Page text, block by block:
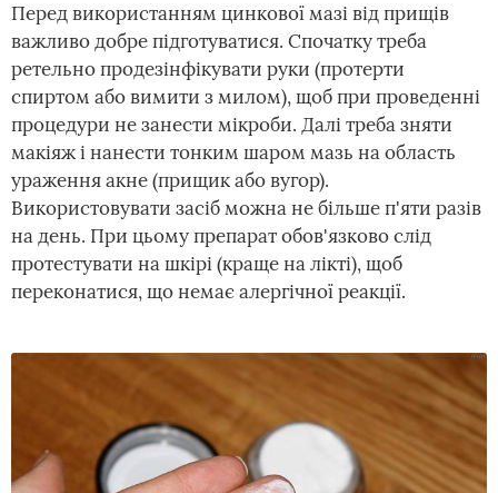
Перед використанням цинкової мазі від прищів
важливо добре підготуватися. Спочатку треба
ретельно продезінфікувати руки (протерти
спиртом або вимити з милом), щоб при проведенні
процедури не занести мікроби. Далі треба зняти
макіяж і нанести тонким шаром мазь на область
ураження акне (прищик або вугор).
Використовувати засіб можна не більше п'яти разів
на день. При цьому препарат обов'язково слід
протестувати на шкірі (краще на лікті), щоб
переконатися, що немає алергічної реакції.